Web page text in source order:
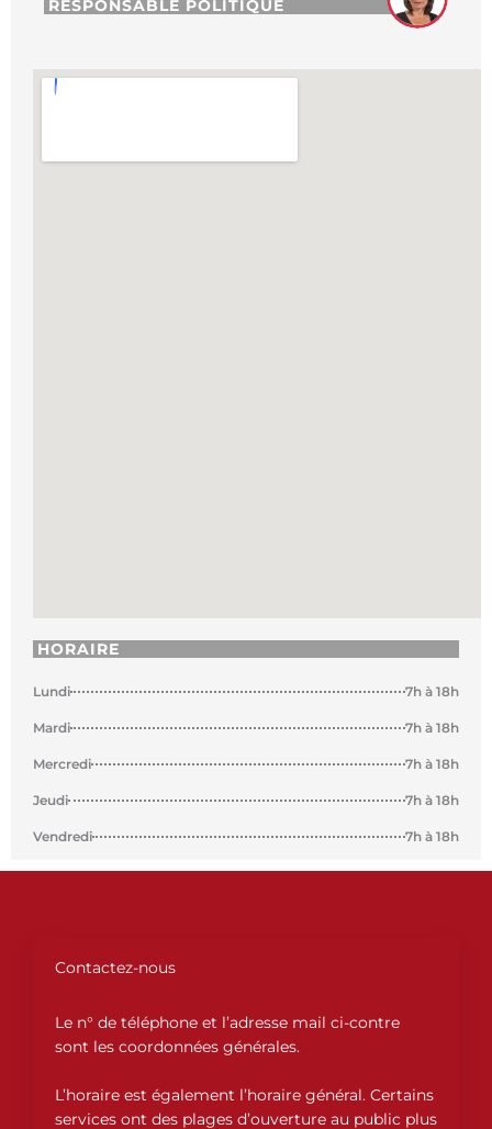
RESPONSABLE POLITIQUE
HORAIRE
Lundi 7h à 18h
Mardi 7h à 18h
Mercredi 7h à 18h
Jeudi 7h à 18h
Vendredi 7h à 18h
Contactez-nous
Le n° de téléphone et l’adresse mail ci-contre
sont les coordonnées générales.
L’horaire est également l’horaire général. Certains
services ont des plages d’ouverture au public plus